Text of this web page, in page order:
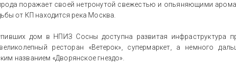
поражает своей нетронутой свежестью и опьяняющими
от КП находится река Москва.
дом в НПИЗ Сосны доступна развитая инфраструктура
ресторан «Ветерок», супермаркет, а немного
названием «Дворянское гнездо».